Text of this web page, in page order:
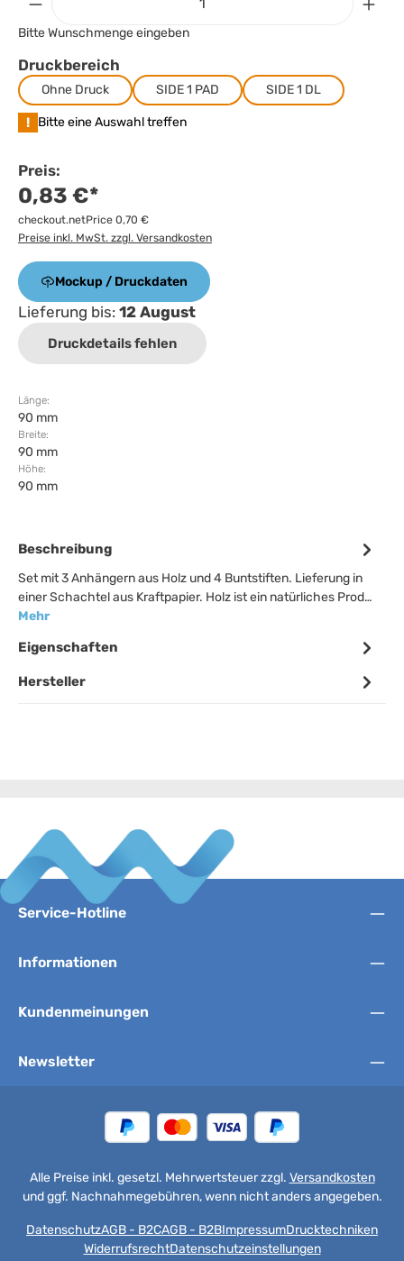
Bitte Wunschmenge eingeben
Druckbereich
Ohne Druck SIDE 1 PAD SIDE 1 DL
! Bitte eine Auswahl treffen
Preis:
0,83 €*
checkout.netPrice 0,70 €
Preise inkl. MwSt. zzgl. Versandkosten
Mockup / Druckdaten
Lieferung bis: 12 August
Druckdetails fehlen
Länge:
90 mm
Breite:
90 mm
Höhe:
90 mm
Beschreibung
Set mit 3 Anhängern aus Holz und 4 Buntstiften. Lieferung in
einer Schachtel aus Kraftpapier. Holz ist ein natürliches Prod…
Mehr
Eigenschaften
Hersteller
Service-Hotline
Informationen
Kundenmeinungen
Newsletter
Alle Preise inkl. gesetzl. Mehrwertsteuer zzgl. Versandkosten
und ggf. Nachnahmegebühren, wenn nicht anders angegeben.
DatenschutzAGB - B2CAGB - B2BImpressumDrucktechniken
WiderrufsrechtDatenschutzeinstellungen